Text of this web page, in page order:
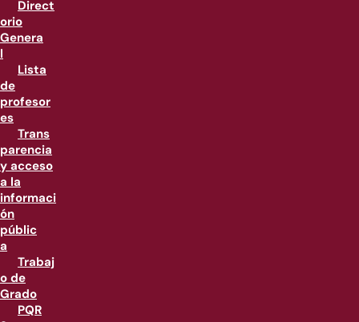
Direct
orio
Genera
l
Lista
de
profesor
es
Trans
parencia
y acceso
a la
informaci
ón
públic
a
Trabaj
o de
Grado
PQR